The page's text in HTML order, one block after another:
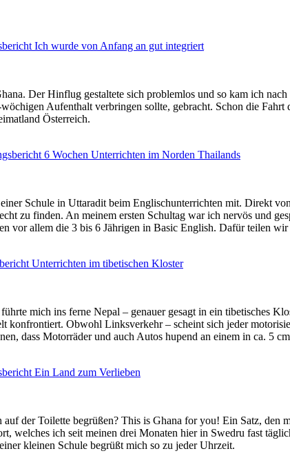
Ich wurde von Anfang an gut integriert
Der Hinflug gestaltete sich problemlos und so kam ich
Aufenthalt verbringen sollte, gebracht. Schon die
Österreich.
6 Wochen Unterrichten im Norden Thailands
Schule in Uttaradit beim Englischunterrichten mit. Direkt
zu finden. An meinem ersten Schultag war ich nervös und
vor allem die 3 bis 6 Jährigen in Basic English. Dafür teilen
Unterrichten im tibetischen Kloster
mich ins ferne Nepal – genauer gesagt in ein tibetisches
konfrontiert. Obwohl Linksverkehr – scheint sich jeder
dass Motorräder und auch Autos hupend an einem in ca. 5
Ein Land zum Verlieben
der Toilette begrüßen? This is Ghana for you! Ein Satz,
welches ich seit meinen drei Monaten hier in Swedru fast
kleinen Schule begrüßt mich so zu jeder Uhrzeit.